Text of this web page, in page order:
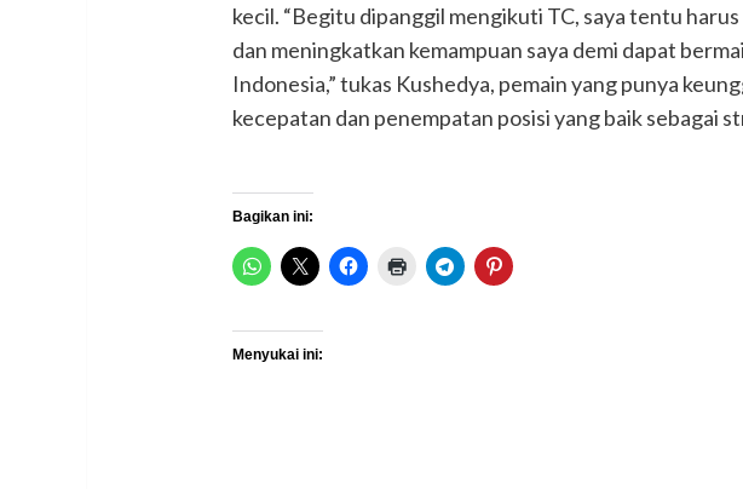
kecil. “Begitu dipanggil mengikuti TC, saya tentu
dan meningkatkan kemampuan saya demi dapat
Indonesia,” tukas Kushedya, pemain yang punya
kecepatan dan penempatan posisi yang baik sebagai
Bagikan ini:
Menyukai ini: